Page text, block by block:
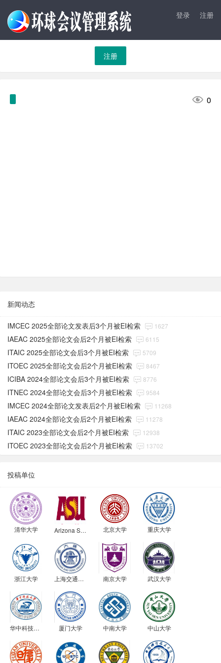
登录 注册
注册
 0
新闻动态
IMCEC 2025全部论文发表后3个月被EI检索 1627
IAEAC 2025全部论文会后2个月被EI检索 6115
ITAIC 2025全部论文会后3个月被EI检索 5709
ITOEC 2025全部论文会后2个月被EI检索 8467
ICIBA 2024全部论文会后3个月被EI检索 8776
ITNEC 2024全部论文会后3个月被EI检索 9584
IMCEC 2024全部论文发表后2个月被EI检索 11268
IAEAC 2024全部论文会后2个月被EI检索 11278
ITAIC 2023全部论文会后2个月被EI检索 12938
ITOEC 2023全部论文会后2个月被EI检索 13702
投稿单位
清华大学 Arizona State University 北京大学 重庆大学
浙江大学 上海交通大学 南京大学 武汉大学
华中科技大学 厦门大学 中南大学 中山大学